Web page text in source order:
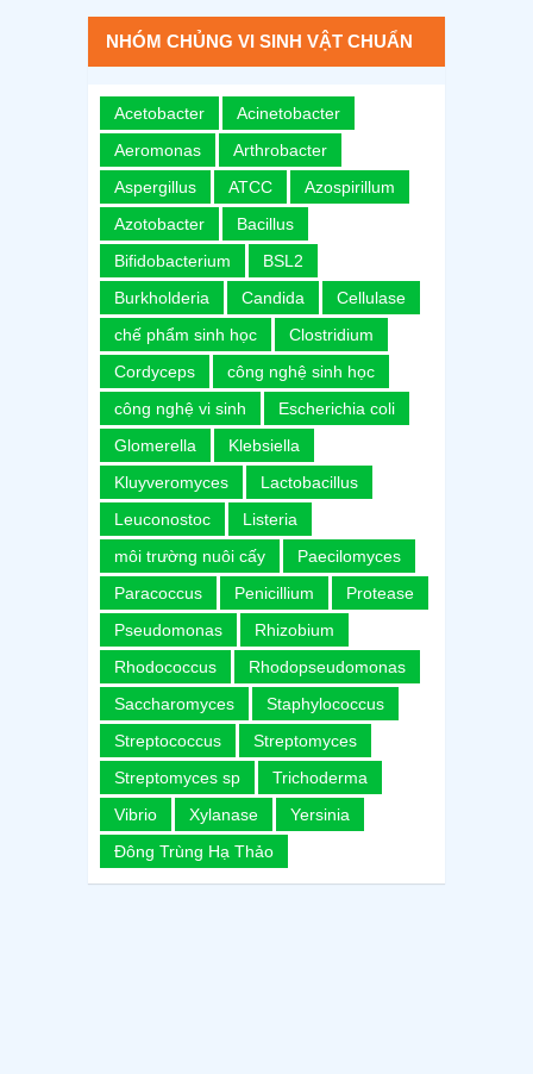
NHÓM CHỦNG VI SINH VẬT CHUẨN
Acetobacter
Acinetobacter
Aeromonas
Arthrobacter
Aspergillus
ATCC
Azospirillum
Azotobacter
Bacillus
Bifidobacterium
BSL2
Burkholderia
Candida
Cellulase
chế phẩm sinh học
Clostridium
Cordyceps
công nghệ sinh học
công nghệ vi sinh
Escherichia coli
Glomerella
Klebsiella
Kluyveromyces
Lactobacillus
Leuconostoc
Listeria
môi trường nuôi cấy
Paecilomyces
Paracoccus
Penicillium
Protease
Pseudomonas
Rhizobium
Rhodococcus
Rhodopseudomonas
Saccharomyces
Staphylococcus
Streptococcus
Streptomyces
Streptomyces sp
Trichoderma
Vibrio
Xylanase
Yersinia
Đông Trùng Hạ Thảo